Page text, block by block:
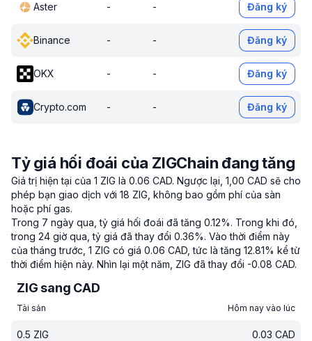
Aster - - Đăng ký
Binance - - Đăng ký
OKX - - Đăng ký
Crypto.com - - Đăng ký
Tỷ giá hối đoái của ZIGChain đang tăng
Giá trị hiện tại của 1 ZIG là 0.06 CAD. Ngược lại, 1,00 CAD sẽ cho
phép bạn giao dịch với 18 ZIG, không bao gồm phí của sàn
hoặc phí gas.
Trong 7 ngày qua, tỷ giá hối đoái đã tăng 0.12%. Trong khi đó,
trong 24 giờ qua, tỷ giá đã thay đổi 0.36%. Vào thời điểm này
của tháng trước, 1 ZIG có giá 0.06 CAD, tức là tăng 12.81% kể từ
thời điểm hiện này. Nhìn lại một năm, ZIG đã thay đổi -0.08 CAD.
ZIG sang CAD
Tài sản Hôm nay vào lúc
0.5 ZIG 0.03 CAD